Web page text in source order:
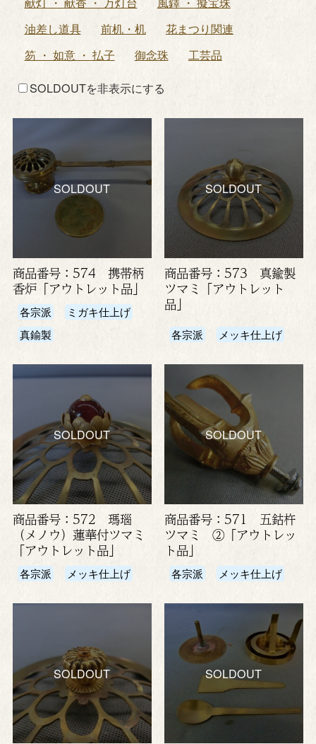
油差し道具
前机・机
花まつり関連
笏 ・ 如意 ・ 払子
御念珠
工芸品
SOLDOUTを非表示にする
SOLDOUT
商品番号：574 携帯柄
香炉「アウトレット品」
各宗派
ミガキ仕上げ
真鍮製
SOLDOUT
商品番号：573 真鍮製
ツマミ「アウトレット
品」
各宗派 メッキ仕上げ
SOLDOUT
商品番号：572 瑪瑙
（メノウ）蓮華付ツマミ
「アウトレット品」
各宗派 メッキ仕上げ
SOLDOUT
商品番号：571 五鈷杵
ツマミ ②「アウトレッ
ト品」
各宗派 メッキ仕上げ
SOLDOUT SOLDOUT